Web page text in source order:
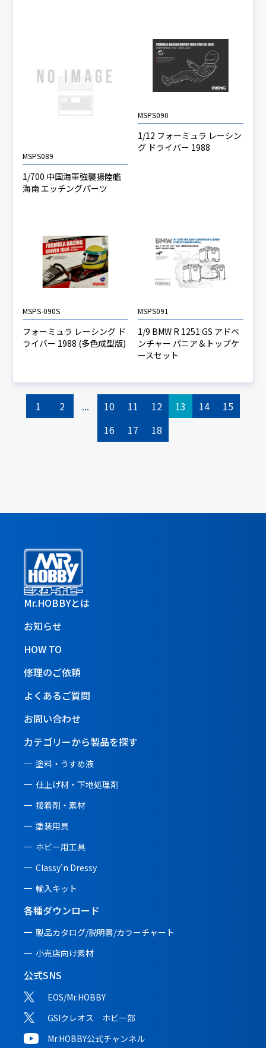
MSPS089
1/700 中国海軍強襲揚陸艦
海南 エッチングパーツ
MSPS090
1/12 フォーミュラ レーシン
グ ドライバー 1988
MSPS-090S
フォーミュラ レーシング ド
ライバー 1988 (多色成型版)
MSPS091
1/9 BMW R 1251 GS アドベ
ンチャー パニア＆トップケ
ースセット
1 2 ... 10 11 12 13 14
15
16
17 18
Mr.HOBBYとは
お知らせ
HOW TO
修理のご依頼
よくあるご質問
お問い合わせ
カテゴリーから製品を探す
塗料・うすめ液
仕上げ材・下地処理剤
接着剤・素材
塗装用具
ホビー用工具
Classy'n Dressy
輸入キット
各種ダウンロード
製品カタログ/説明書/カラーチャート
小売店向け素材
公式SNS
EOS/Mr.HOBBY
GSIクレオス ホビー部
Mr.HOBBY公式チャンネル